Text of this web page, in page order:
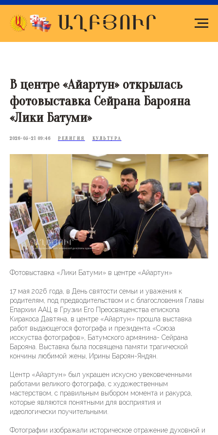
В центре «Айартун» открылась
фотовыставка Сейрана Барояна
«Лики Батуми»
2026-05-21 09:46 РЕЛИГИЯ КУЛЬТУРА
Фотовыставка «Лики Батуми» в центре «Айартун»
17 мая 2026 года, в День святости семьи и уважения к
родителям, под предводительством и с благословения Главы
Епархии ААЦ в Грузии Его Преосвященства епископа
Киракоса Давтяна, в центре «Айартун» прошла выставка
работ выдающегося фотографа и президента «Союза
исскуства фотографов», Батумского армянина- Сейрана
Барояна. Выставка была посвящена памяти трагической
кончины любимой жены, Ирины Бароян-Яндян.
Центр «Айартун» был украшен искусно увековеченными
работами великого фотографа, с художественным
мастерством, с правильным выбором момента и ракурса,
которые являются понятными для восприятия и
идеологически поучительными.
Фотографии изображали историческое отражение духовной и